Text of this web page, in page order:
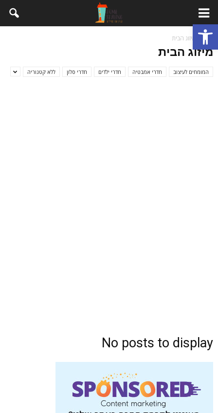
פתח סרגל נגישות
בית מיזוג הבית
מיזוג הבית
המומחים לעיצוב חדרי אמבטיה חדרי ילדים חדרי סלון ללא קטגוריה
No posts to display